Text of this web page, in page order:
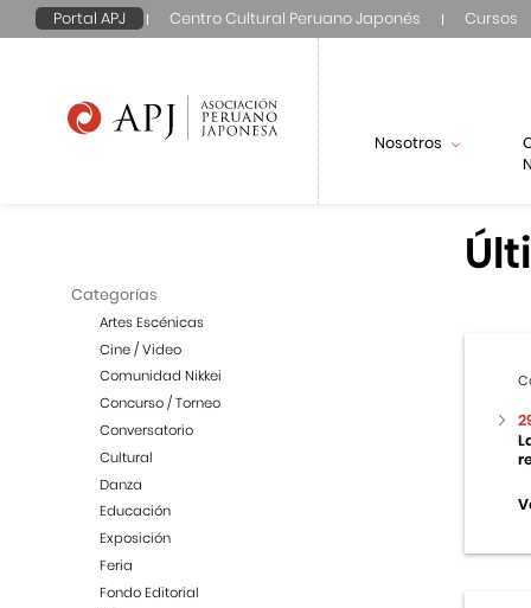
Portal APJ Centro Cultural Peruano Japonés Cursos
Nosotros
Categorías
Artes Escénicas
Cine / Video
Comunidad Nikkei
Concurso / Torneo
Conversatorio
Cultural
Danza
Educación
Exposición
Feria
Fondo Editorial